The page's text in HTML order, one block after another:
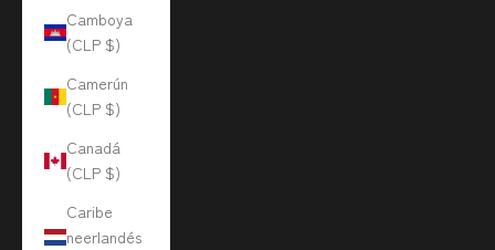
Camboya
(CLP $)
Camerún
(CLP $)
Canadá
(CLP $)
Caribe
neerlandés